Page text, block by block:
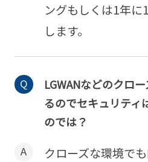
ングもしくは1年
します。
LGWANなどのクロ
るのでセキュリティ
のでは？
クローズな環境で